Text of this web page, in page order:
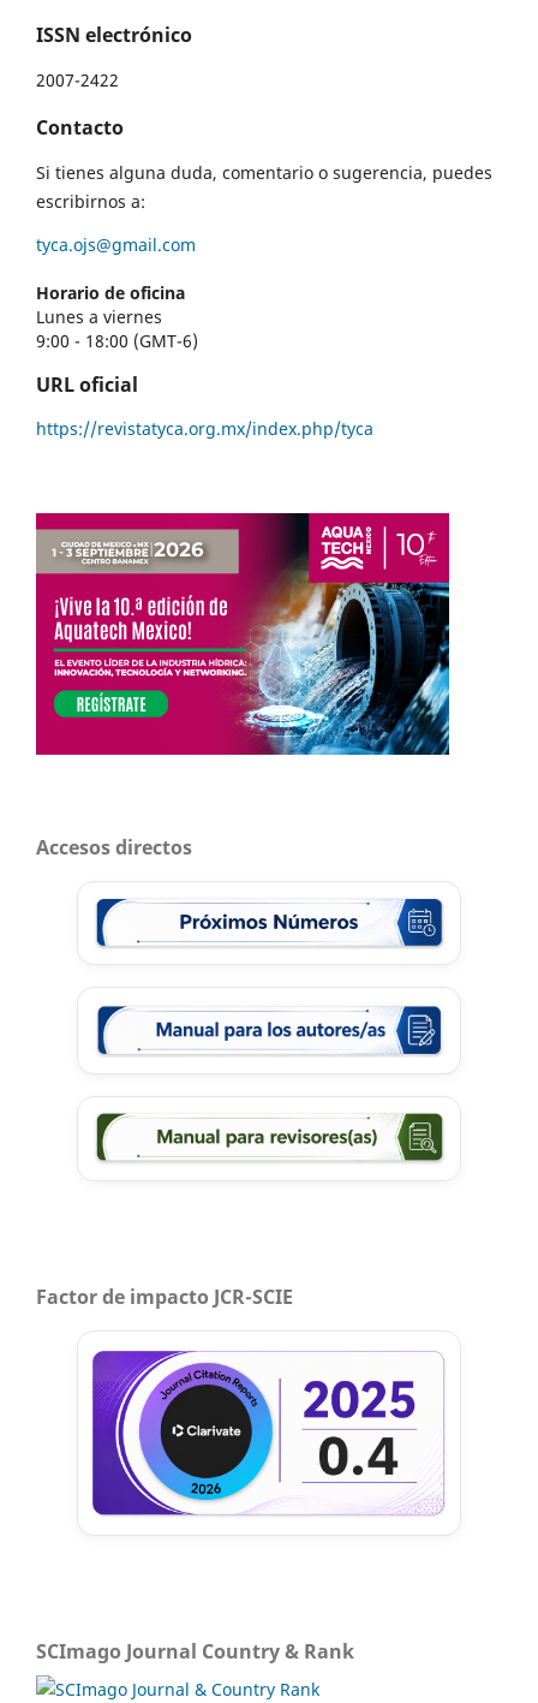
ISSN electrónico
2007-2422
Contacto
Si tienes alguna duda, comentario o sugerencia, puedes
escribirnos a:
tyca.ojs@gmail.com
Horario de oficina
Lunes a viernes
9:00 - 18:00 (GMT-6)
URL oficial
https://revistatyca.org.mx/index.php/tyca
Accesos directos
Factor de impacto JCR-SCIE
SCImago Journal Country & Rank